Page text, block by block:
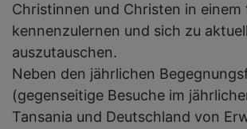
Christinnen und Christen in einem
kennenzulernen und sich zu
auszutauschen.
Neben den jährlichen
(gegenseitige Besuche im
Tansania und Deutschland von